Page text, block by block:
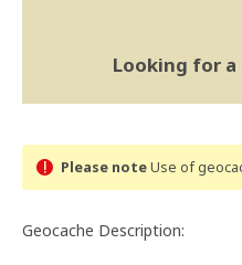
Looking for
Please noteUse of
Geocache Description: